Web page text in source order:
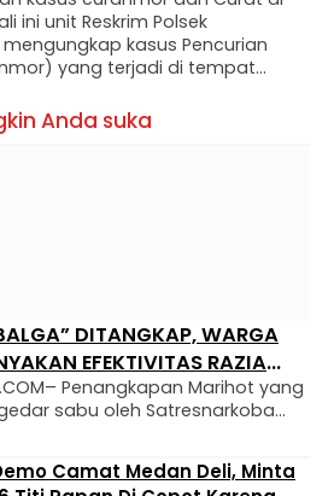
ini unit Reskrim Polsek
kasus Pencurian
yang terjadi di tempat
Kelurahan Batang Tetap,
Kabupaten Serdang Bedagai
sekira pukul 4.30 Wib . …
Anda suka
DITANGKAP, WARGA
EFEKTIVITAS RAZIA
Penangkapan Marihot yang
sabu oleh Satresnarkoba
gelombang keresahan
Warga Kelurahan Negeri
Bilah Hilir untuk segera
Camat Medan Deli, Minta